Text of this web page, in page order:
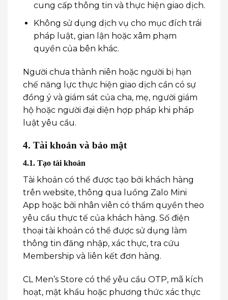
cung cấp thông tin và thực hiện giao dịch.
Không sử dụng dịch vụ cho mục đích trái
pháp luật, gian lận hoặc xâm phạm
quyền của bên khác.
Người chưa thành niên hoặc người bị hạn
chế năng lực thực hiện giao dịch cần có sự
đồng ý và giám sát của cha, mẹ, người giám
hộ hoặc người đại diện hợp pháp khi pháp
luật yêu cầu.
4. Tài khoản và bảo mật
4.1. Tạo tài khoản
Tài khoản có thể được tạo bởi khách hàng
trên website, thông qua luồng Zalo Mini
App hoặc bởi nhân viên có thẩm quyền theo
yêu cầu thực tế của khách hàng. Số điện
thoại tài khoản có thể được sử dụng làm
thông tin đăng nhập, xác thực, tra cứu
Membership và liên kết đơn hàng.
CL Men’s Store có thể yêu cầu OTP, mã kích
hoạt, mật khẩu hoặc phương thức xác thực